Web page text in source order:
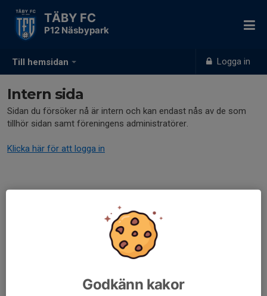
Till hemsidan Logga in
TÄBY FC
P12 Näsbypark
Intern sida
Sidan du försöker nå är intern och kan endast nås av de som
tillhör sidan samt föreningens administratörer.
Klicka här för att logga in
Godkänn kakor